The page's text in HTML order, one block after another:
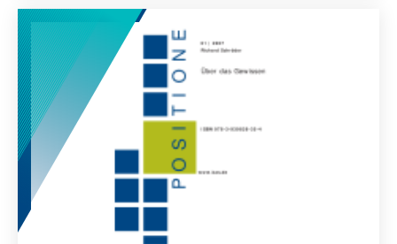
oder ihrem christlich geprägten,
unbestechlichen Gewissen. Ihre Entscheidung
für das Attentat gegen Hitler basiert auf
christlichen Grundwerten und ist das
„wichtigste menschliche, politische und
geschichtliche Erbe, das wir aus den
dunkelsten Jahren deutscher Geschichte zum
würdigen Bewahren, vor allem aber als
Auftrag erhalten haben und an die
nachfolgende Generation weitergeben wollen
und müssen“. Die historische Sicht und die